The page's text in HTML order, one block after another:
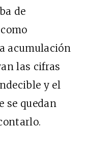
de
acumulación
las cifras
y el
se quedan